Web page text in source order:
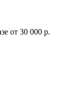
от 30 000 р.